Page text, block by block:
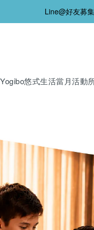
Line@好友募
悠式生活當月活動